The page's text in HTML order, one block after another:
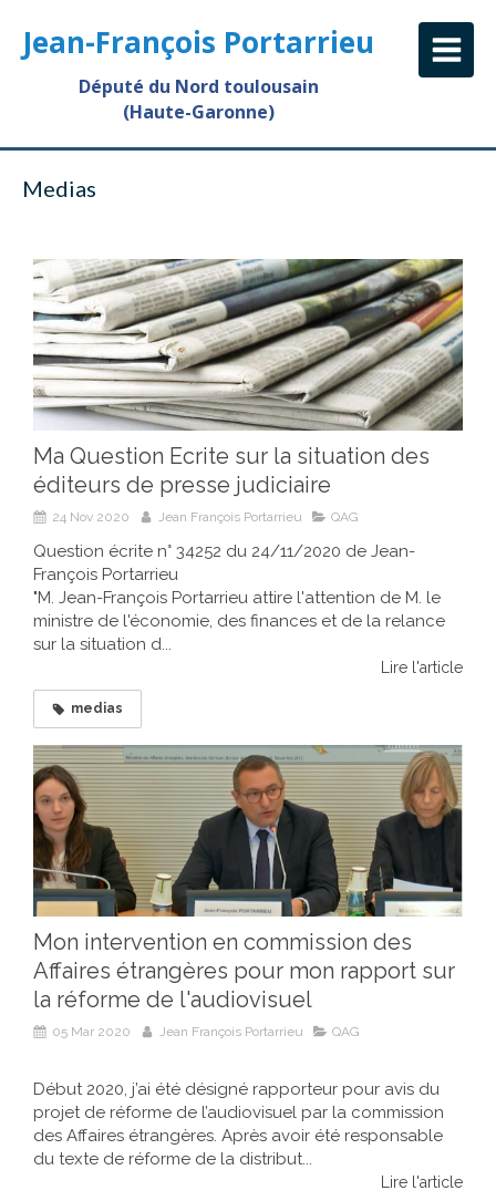
Jean-François Portarrieu
Député du Nord toulousain
(Haute-Garonne)
Medias
Ma Question Ecrite sur la situation des
éditeurs de presse judiciaire
24 Nov 2020 Jean François Portarrieu QAG
Question écrite n° 34252 du 24/11/2020 de Jean-
François Portarrieu
"M. Jean-François Portarrieu attire l'attention de M. le
ministre de l'économie, des finances et de la relance
sur la situation d...
Lire l'article
medias
Mon intervention en commission des
Affaires étrangères pour mon rapport sur
la réforme de l'audiovisuel
05 Mar 2020 Jean François Portarrieu QAG
Début 2020, j’ai été désigné rapporteur pour avis du
projet de réforme de l’audiovisuel par la commission
des Affaires étrangères. Après avoir été responsable
du texte de réforme de la distribut...
Lire l'article